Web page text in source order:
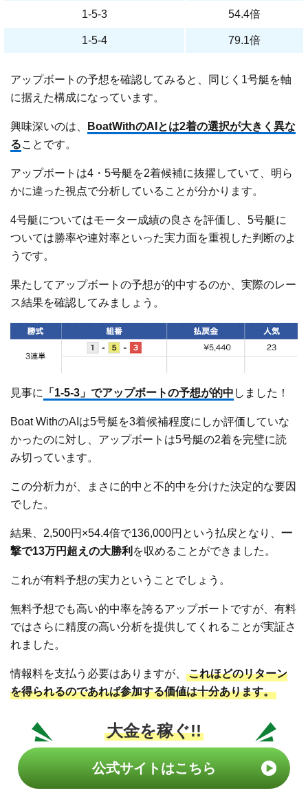
1-5-3 54.4倍
1-5-4 79.1倍
アップボートの予想を確認してみると、同じく1号艇を軸
に据えた構成になっています。
興味深いのは、
BoatWithのAIとは2着の選択が大きく異な
ることです。
アップボートは4・5号艇を2着候補に抜擢していて、明ら
かに違った視点で分析していることが分かります。
4号艇についてはモーター成績の良さを評価し、5号艇に
ついては勝率や連対率といった実力面を重視した判断のよ
うです。
果たしてアップボートの予想が的中するのか、実際のレー
ス結果を確認してみましょう。
見事に 「1-5-3」でアップボートの予想が的中 しました！
Boat WithのAIは5号艇を3着候補程度にしか評価していな
かったのに対し、アップボートは5号艇の2着を完璧に読
み切っています。
この分析力が、まさに的中と不的中を分けた決定的な要因
でした。
結果、2,500円×54.4倍で136,000円という払戻となり、一
撃で13万円超えの大勝利 を収めることができました。
これが有料予想の実力ということでしょう。
無料予想でも高い的中率を誇るアップボートですが、有料
ではさらに精度の高い分析を提供してくれることが実証さ
れました。
情報料を支払う必要はありますが、これほどのリターン
を得られるのであれば参加する価値は十分あります。
大金を稼ぐ!!
公式サイトはこちら